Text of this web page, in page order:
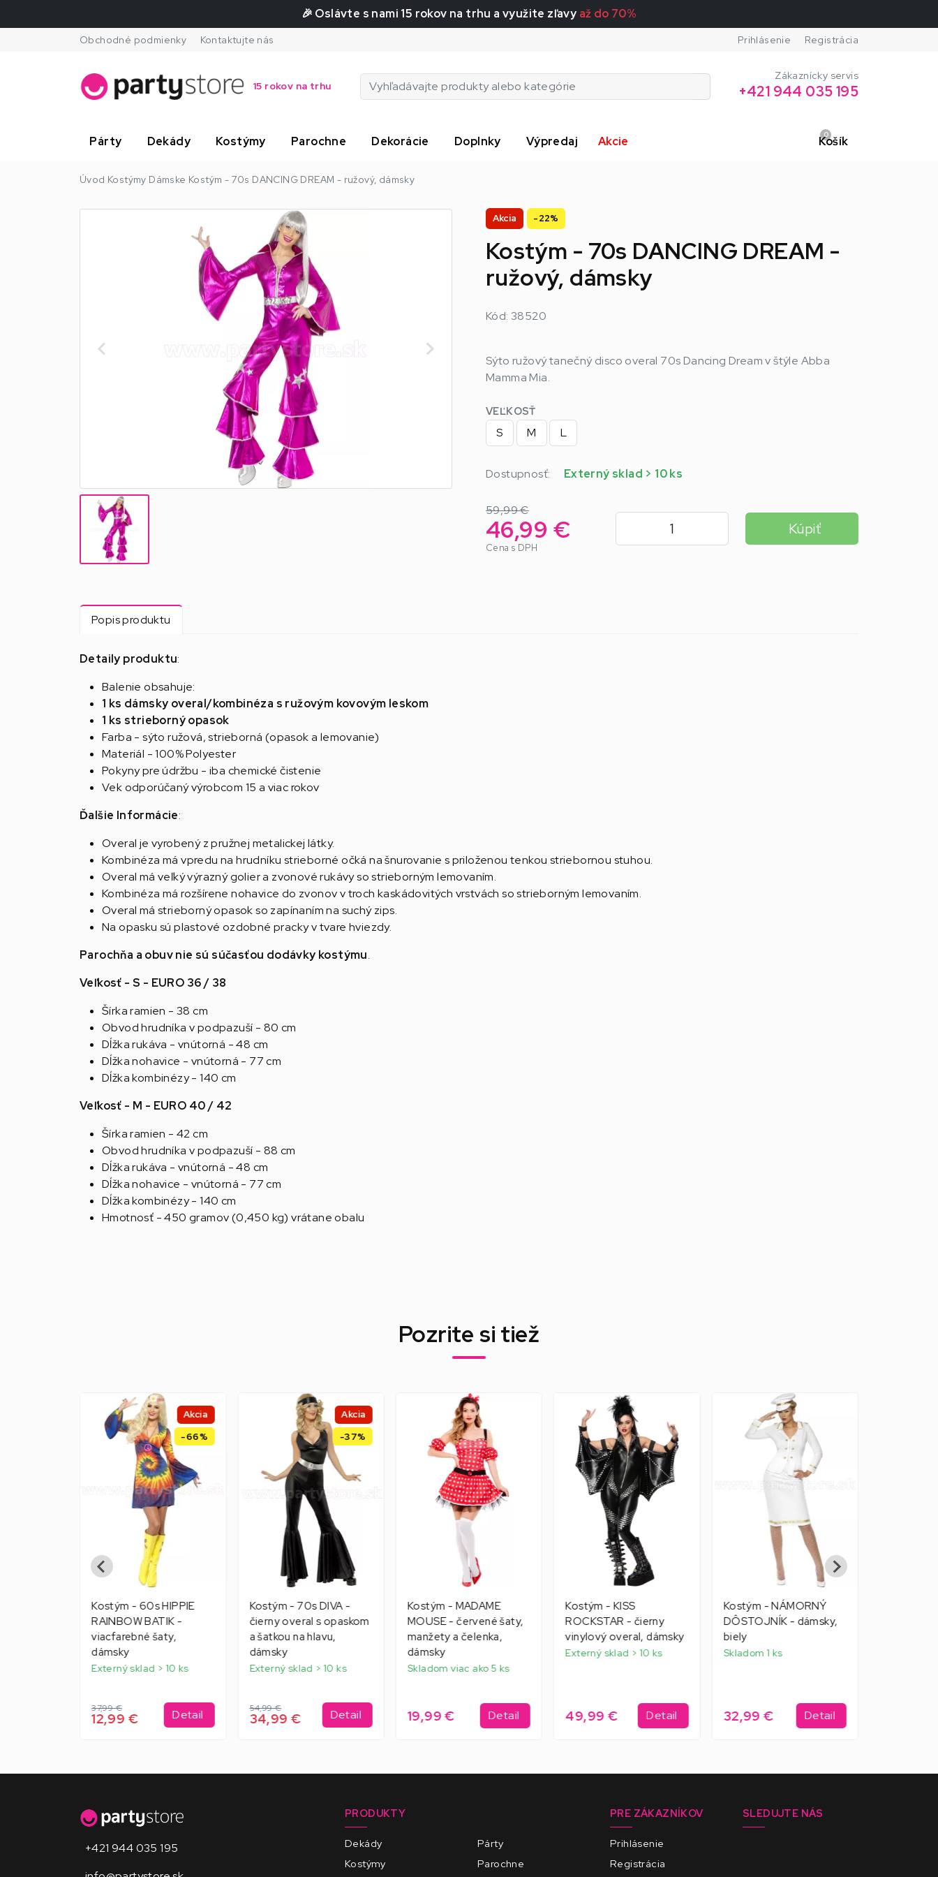
🎉 Oslávte s nami 15 rokov na trhu a využite zľavy až do 70%
Obchodné podmienky Kontaktujte nás Prihlásenie Registrácia
15 rokov na trhu
Zákaznícky servis
+421 944 035 195
Párty Dekády Kostýmy Parochne Dekorácie Doplnky Výpredaj Akcie 0
Košík
Úvod Kostýmy Dámske Kostým - 70s DANCING DREAM - ružový, dámsky
Akcia -22%
Kostým - 70s DANCING DREAM -
ružový, dámsky
Kód: 38520
Sýto ružový tanečný disco overal 70s Dancing Dream v štýle Abba
Mamma Mia.
VEĽKOSŤ
S M L
Dostupnosť: Externý sklad > 10 ks
59,99 €
46,99 €
Cena s DPH
Kúpiť
Popis produktu
Detaily produktu:
Balenie obsahuje:
1 ks dámsky overal/kombinéza s ružovým kovovým leskom
1 ks strieborný opasok
Farba - sýto ružová, strieborná (opasok a lemovanie)
Materiál - 100% Polyester
Pokyny pre údržbu - iba chemické čistenie
Vek odporúčaný výrobcom 15 a viac rokov
Ďalšie Informácie:
Overal je vyrobený z pružnej metalickej látky.
Kombinéza má vpredu na hrudníku strieborné očká na šnurovanie s priloženou tenkou striebornou stuhou.
Overal má veľký výrazný golier a zvonové rukávy so strieborným lemovaním.
Kombinéza má rozšírene nohavice do zvonov v troch kaskádovitých vrstvách so strieborným lemovaním.
Overal má strieborný opasok so zapínaním na suchý zips.
Na opasku sú plastové ozdobné pracky v tvare hviezdy.
Parochňa a obuv nie sú súčasťou dodávky kostýmu.
Veľkosť - S - EURO 36 / 38
Šírka ramien - 38 cm
Obvod hrudníka v podpazuší - 80 cm
Dĺžka rukáva - vnútorná - 48 cm
Dĺžka nohavice - vnútorná - 77 cm
Dĺžka kombinézy - 140 cm
Veľkosť - M - EURO 40 / 42
Šírka ramien - 42 cm
Obvod hrudníka v podpazuší - 88 cm
Dĺžka rukáva - vnútorná - 48 cm
Dĺžka nohavice - vnútorná - 77 cm
Dĺžka kombinézy - 140 cm
Hmotnosť - 450 gramov (0,450 kg) vrátane obalu
Pozrite si tiež
Akcia
-66%
Kostým - 60s HIPPIE
RAINBOW BATIK -
viacfarebné šaty,
dámsky
Externý sklad > 10 ks
37,99 €
12,99 € Detail
Akcia
-37%
Kostým - 70s DIVA -
čierny overal s opaskom
a šatkou na hlavu,
dámsky
Externý sklad > 10 ks
54,99 €
34,99 € Detail
Kostým - MADAME
MOUSE - červené šaty,
manžety a čelenka,
dámsky
Skladom viac ako 5 ks
19,99 € Detail
Kostým - KISS
ROCKSTAR - čierny
vinylový overal, dámsky
Externý sklad > 10 ks
49,99 € Detail
Kostým - NÁMORNÝ
DÔSTOJNÍK - dámsky,
biely
Skladom 1 ks
32,99 € Detail
+421 944 035 195
PRODUKTY
Dekády
Párty
Kostýmy
Parochne
PRE ZÁKAZNÍKOV
Prihlásenie
Registrácia
SLEDUJTE NÁS